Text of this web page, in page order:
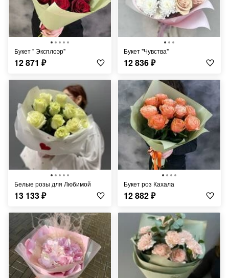
Букет " Эксплоэр"
12 871 ₽
Букет "Чувства"
12 836₽
Белые розы для Любимой
13 133₽
Букет роз Кахала
12 882₽